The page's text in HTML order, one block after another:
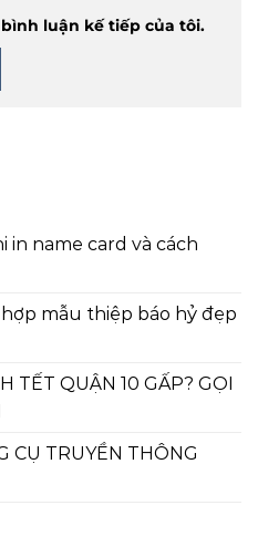
luận kế tiếp của tôi.
name card và cách
mẫu thiệp báo hỷ đẹp
TẾT QUẬN 10 GẤP? GỌI
CỤ TRUYỀN THÔNG